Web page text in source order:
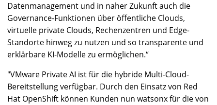
Datenmanagement und in naher Zukunft auch die
Governance-Funktionen über öffentliche Clouds,
virtuelle private Clouds, Rechenzentren und Edge-
Standorte hinweg zu nutzen und so transparente und
erklärbare KI-Modelle zu ermöglichen.“
"VMware Private AI ist für die hybride Multi-Cloud-
Bereitstellung verfügbar. Durch den Einsatz von Red
Hat OpenShift können Kunden nun watsonx für die von